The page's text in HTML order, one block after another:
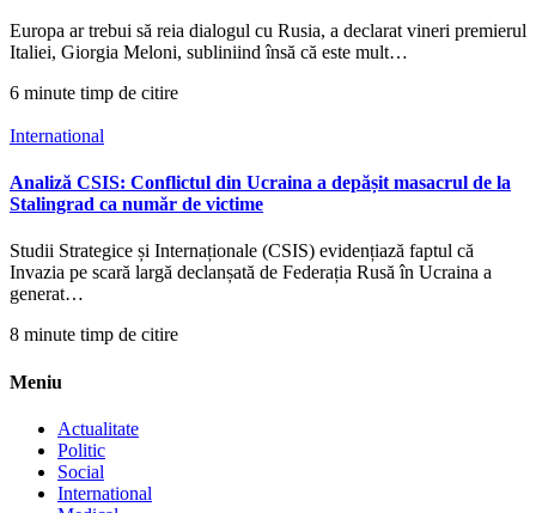
Europa ar trebui să reia dialogul cu Rusia, a declarat vineri premierul
Italiei, Giorgia Meloni, subliniind însă că este mult…
6 minute timp de citire
International
Analiză CSIS: Conflictul din Ucraina a depășit masacrul de la
Stalingrad ca număr de victime
Studii Strategice și Internaționale (CSIS) evidențiază faptul că
Invazia pe scară largă declanșată de Federația Rusă în Ucraina a
generat…
8 minute timp de citire
Meniu
Actualitate
Politic
Social
International